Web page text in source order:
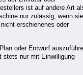
ist auf andere Art
nur zulässig, wenn sie
erschienenes oder
oder Entwurf
stets nur mit Einwilligung